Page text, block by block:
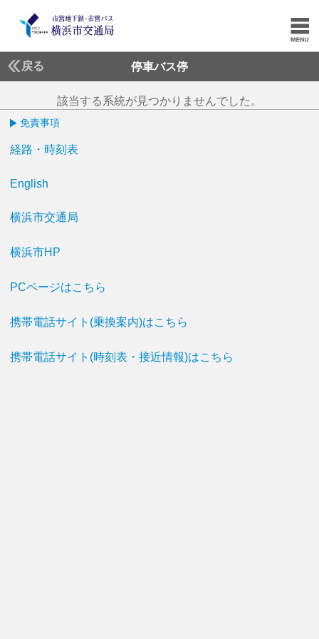
戻る 停車バス停
該当する系統が見つかりませんでした。
免責事項
経路・時刻表
English
横浜市交通局
横浜市HP
PCページはこちら
携帯電話サイト(乗換案内)はこちら
携帯電話サイト(時刻表・接近情報)はこちら